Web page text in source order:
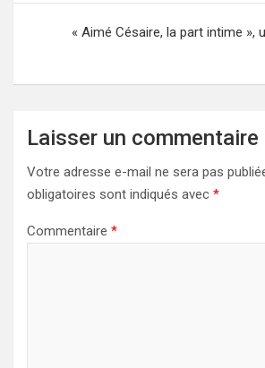
« Aimé Césaire, la part intime »,
Laisser un commentaire
Votre adresse e-mail ne sera pas
obligatoires sont indiqués avec *
Commentaire *